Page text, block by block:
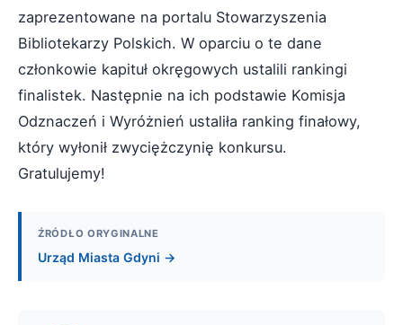
zaprezentowane na portalu Stowarzyszenia
Bibliotekarzy Polskich. W oparciu o te dane
członkowie kapituł okręgowych ustalili rankingi
finalistek. Następnie na ich podstawie Komisja
Odznaczeń i Wyróżnień ustaliła ranking finałowy,
który wyłonił zwyciężczynię konkursu.
Gratulujemy!
ŹRÓDŁO ORYGINALNE
Urząd Miasta Gdyni →